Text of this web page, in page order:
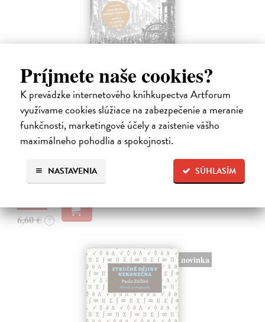
Príjmete naše cookies?
K prevádzke internetového kníhkupectva Artforum
využívame cookies slúžiace na zabezpečenie a meranie
funkčnosti, marketingové účely a zaistenie vášho
maximálneho pohodlia a spokojnosti.
SÚHLASÍM
NASTAVENIA
Memoár o chudobě
Tocqueville Alexis de| Kniha
První český překlad méně známého díla jedné z nejvýznamnějších
osobností evropské politické filosofie 19. století je doplněn obšírnými
Na sklade
6,60 € ?
novinka